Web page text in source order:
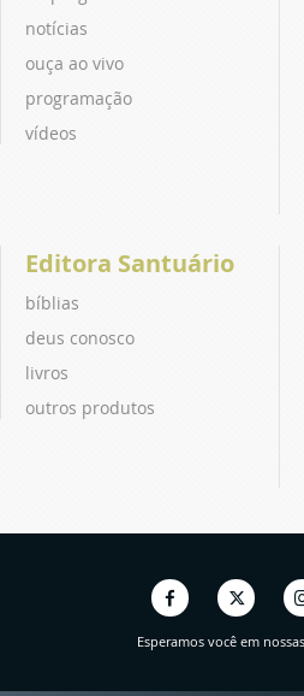
notícias
ouça ao vivo
programação
vídeos
Editora Santuário
bíblias
deus conosco
livros
outros produtos
Esperamos você em